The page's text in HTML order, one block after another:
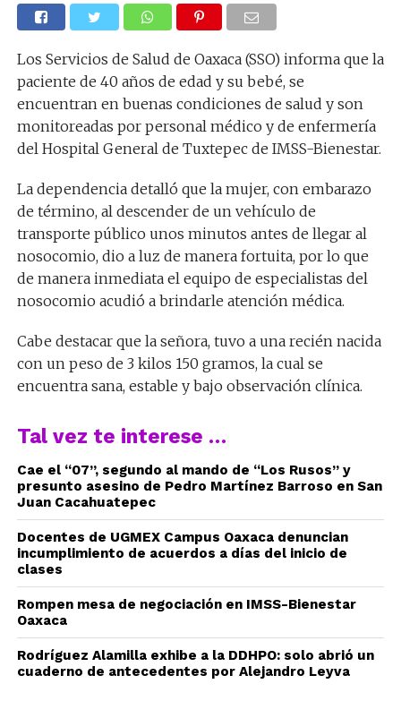
Los Servicios de Salud de Oaxaca (SSO) informa que la
paciente de 40 años de edad y su bebé, se
encuentran en buenas condiciones de salud y son
monitoreadas por personal médico y de enfermería
del Hospital General de Tuxtepec de IMSS-Bienestar.
La dependencia detalló que la mujer, con embarazo
de término, al descender de un vehículo de
transporte público unos minutos antes de llegar al
nosocomio, dio a luz de manera fortuita, por lo que
de manera inmediata el equipo de especialistas del
nosocomio acudió a brindarle atención médica.
Cabe destacar que la señora, tuvo a una recién nacida
con un peso de 3 kilos 150 gramos, la cual se
encuentra sana, estable y bajo observación clínica.
Tal vez te interese …
Cae el “07”, segundo al mando de “Los Rusos” y
presunto asesino de Pedro Martínez Barroso en San
Juan Cacahuatepec
Docentes de UGMEX Campus Oaxaca denuncian
incumplimiento de acuerdos a días del inicio de
clases
Rompen mesa de negociación en IMSS-Bienestar
Oaxaca
Rodríguez Alamilla exhibe a la DDHPO: solo abrió un
cuaderno de antecedentes por Alejandro Leyva